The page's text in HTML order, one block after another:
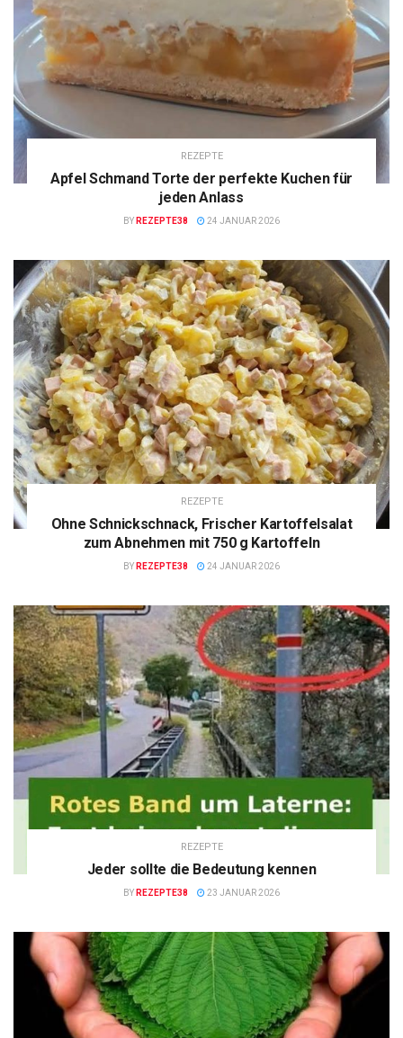
REZEPTE
Apfel Schmand Torte der perfekte Kuchen für
jeden Anlass
BY REZEPTE38 24 JANUAR 2026
REZEPTE
Ohne Schnickschnack, Frischer Kartoffelsalat
zum Abnehmen mit 750 g Kartoffeln
BY REZEPTE38 24 JANUAR 2026
REZEPTE
Jeder sollte die Bedeutung kennen
BY REZEPTE38 23 JANUAR 2026